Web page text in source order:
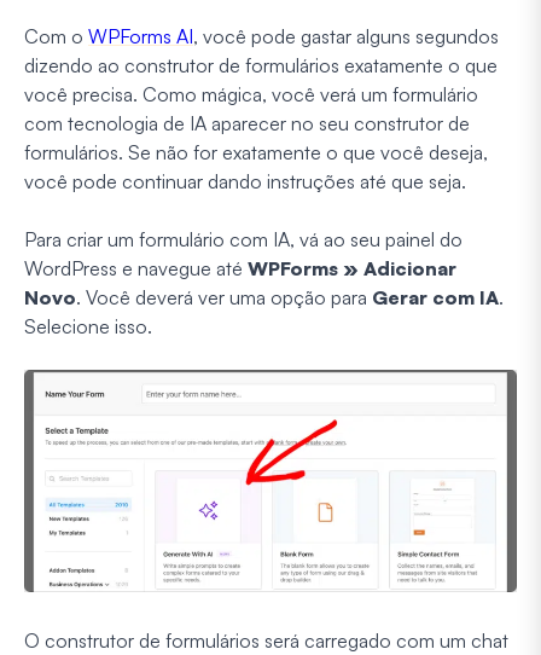
Com o WPForms AI, você pode gastar alguns segundos
dizendo ao construtor de formulários exatamente o que
você precisa. Como mágica, você verá um formulário
com tecnologia de IA aparecer no seu construtor de
formulários. Se não for exatamente o que você deseja,
você pode continuar dando instruções até que seja.
Para criar um formulário com IA, vá ao seu painel do
WordPress e navegue até WPForms » Adicionar
Novo. Você deverá ver uma opção para Gerar com IA.
Selecione isso.
O construtor de formulários será carregado com um chat